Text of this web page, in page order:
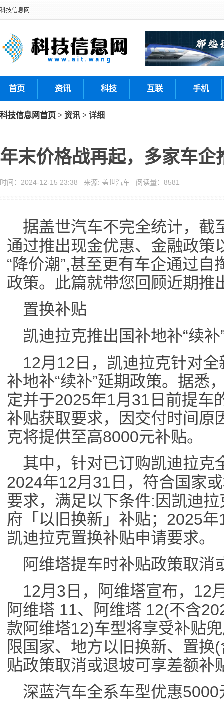
科技信息网
首页 资讯 科技 互联 手机
科技信息网首页 > 资讯 > 详细
年末价格战再起，多家车企
时间：2024-12-15 23:38 来源: 盖世汽车 阅读量：8581
据盖世汽车不完全统计，截
通过推出现金优惠、金融政策
“降价潮”,甚至更有车企通过
政策。此篇就带您回顾近期推
置换补贴
凯迪拉克推出国补地补“续补
12月12日，凯迪拉克针对
补地补“续补”延期政策。据悉
定并于2025年1月31日前提车
补贴获取要求，因交付时间原
克将提供至高8000元补贴。
其中，针对已订购凯迪拉克
2024年12月31日，符合国家
要求，满足以下条件:因凯迪
府「以旧换新」补贴；2025
凯迪拉克置换补贴申请要求。
阿维塔提车时补贴政策取消
12月3日，阿维塔宣布，12
阿维塔 11、阿维塔 12(不含
款阿维塔12)车型将享受补贴
限国家、地方以旧换新、置
贴政策取消或退坡可享差额补
深蓝汽车全系车型优惠5000